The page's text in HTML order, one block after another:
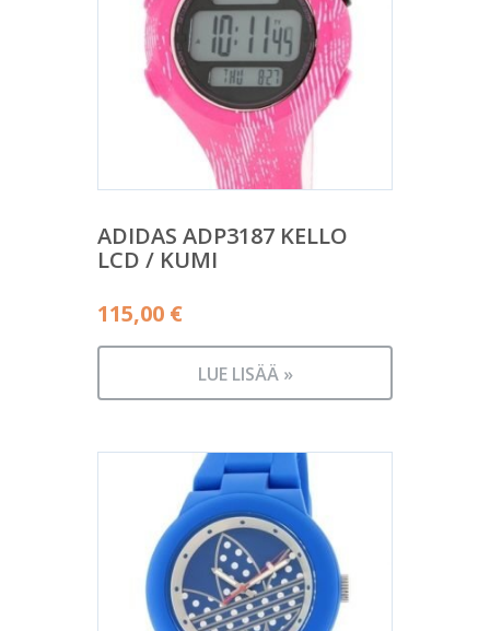
ADIDAS ADP3187 KELLO
LCD / KUMI
115,00 €
LUE LISÄÄ »